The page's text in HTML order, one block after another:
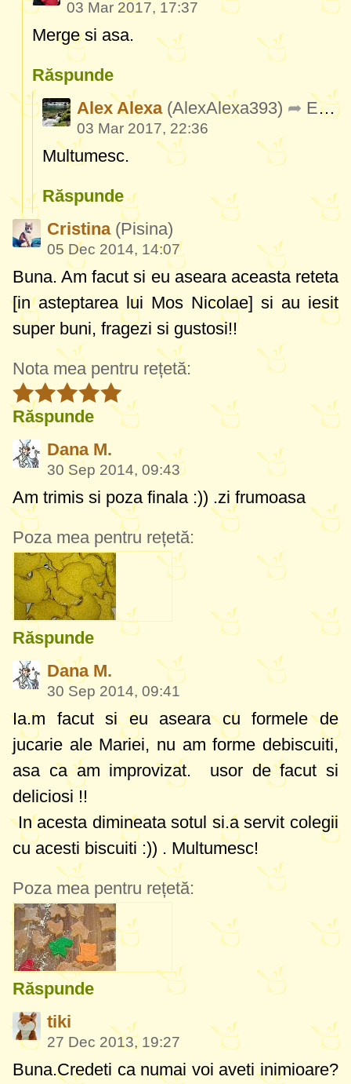
03 Mar 2017, 17:37
Merge si asa.
Răspunde
Alex Alexa (AlexAlexa393) Elena
03 Mar 2017, 22:36
Multumesc.
Răspunde
Cristina (Pisina)
05 Dec 2014, 14:07
Buna. Am facut si eu aseara aceasta reteta
[in asteptarea lui Mos Nicolae] si au iesit
super buni, fragezi si gustosi!!
Nota mea pentru rețetă:
Răspunde
Dana M.
30 Sep 2014, 09:43
Am trimis si poza finala :)) .zi frumoasa
Poza mea pentru rețetă:
Răspunde
Dana M.
30 Sep 2014, 09:41
Ia.m facut si eu aseara cu formele de
jucarie ale Mariei, nu am forme debiscuiti,
asa ca am improvizat. usor de facut si
deliciosi !!
In acesta dimineata sotul si.a servit colegii
cu acesti biscuiti :)) . Multumesc!
Poza mea pentru rețetă:
Răspunde
tiki
27 Dec 2013, 19:27
Buna.Credeti ca numai voi aveti inimioare?